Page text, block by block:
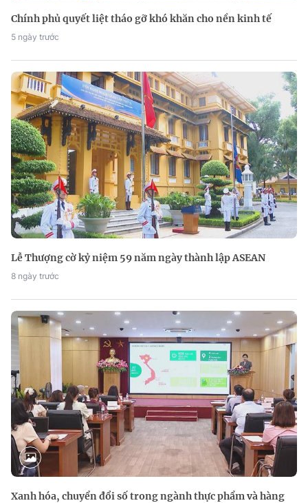
Chính phủ quyết liệt tháo gỡ khó khăn cho nền kinh tế
5 ngày trước
Lễ Thượng cờ kỷ niệm 59 năm ngày thành lập ASEAN
8 ngày trước
Xanh hóa, chuyển đổi số trong ngành thực phẩm và hàng